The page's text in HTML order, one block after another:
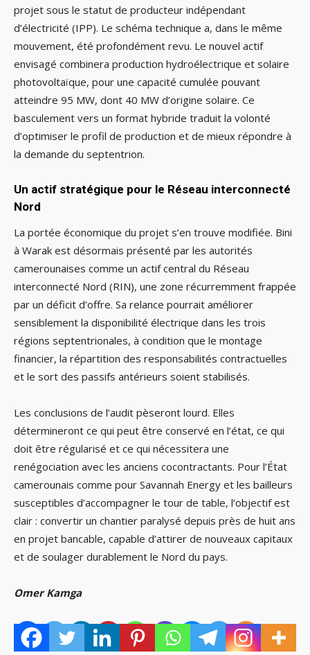
projet sous le statut de producteur indépendant
d’électricité (IPP). Le schéma technique a, dans le même
mouvement, été profondément revu. Le nouvel actif
envisagé combinera production hydroélectrique et solaire
photovoltaïque, pour une capacité cumulée pouvant
atteindre 95 MW, dont 40 MW d’origine solaire. Ce
basculement vers un format hybride traduit la volonté
d’optimiser le profil de production et de mieux répondre à
la demande du septentrion.
Un actif stratégique pour le Réseau interconnecté
Nord
La portée économique du projet s’en trouve modifiée. Bini
à Warak est désormais présenté par les autorités
camerounaises comme un actif central du Réseau
interconnecté Nord (RIN), une zone récurremment frappée
par un déficit d’offre. Sa relance pourrait améliorer
sensiblement la disponibilité électrique dans les trois
régions septentrionales, à condition que le montage
financier, la répartition des responsabilités contractuelles
et le sort des passifs antérieurs soient stabilisés.
Les conclusions de l’audit pèseront lourd. Elles
détermineront ce qui peut être conservé en l’état, ce qui
doit être régularisé et ce qui nécessitera une
renégociation avec les anciens cocontractants. Pour l’État
camerounais comme pour Savannah Energy et les bailleurs
susceptibles d’accompagner le tour de table, l’objectif est
clair : convertir un chantier paralysé depuis près de huit ans
en projet bancable, capable d’attirer de nouveaux capitaux
et de soulager durablement le Nord du pays.
Omer Kamga